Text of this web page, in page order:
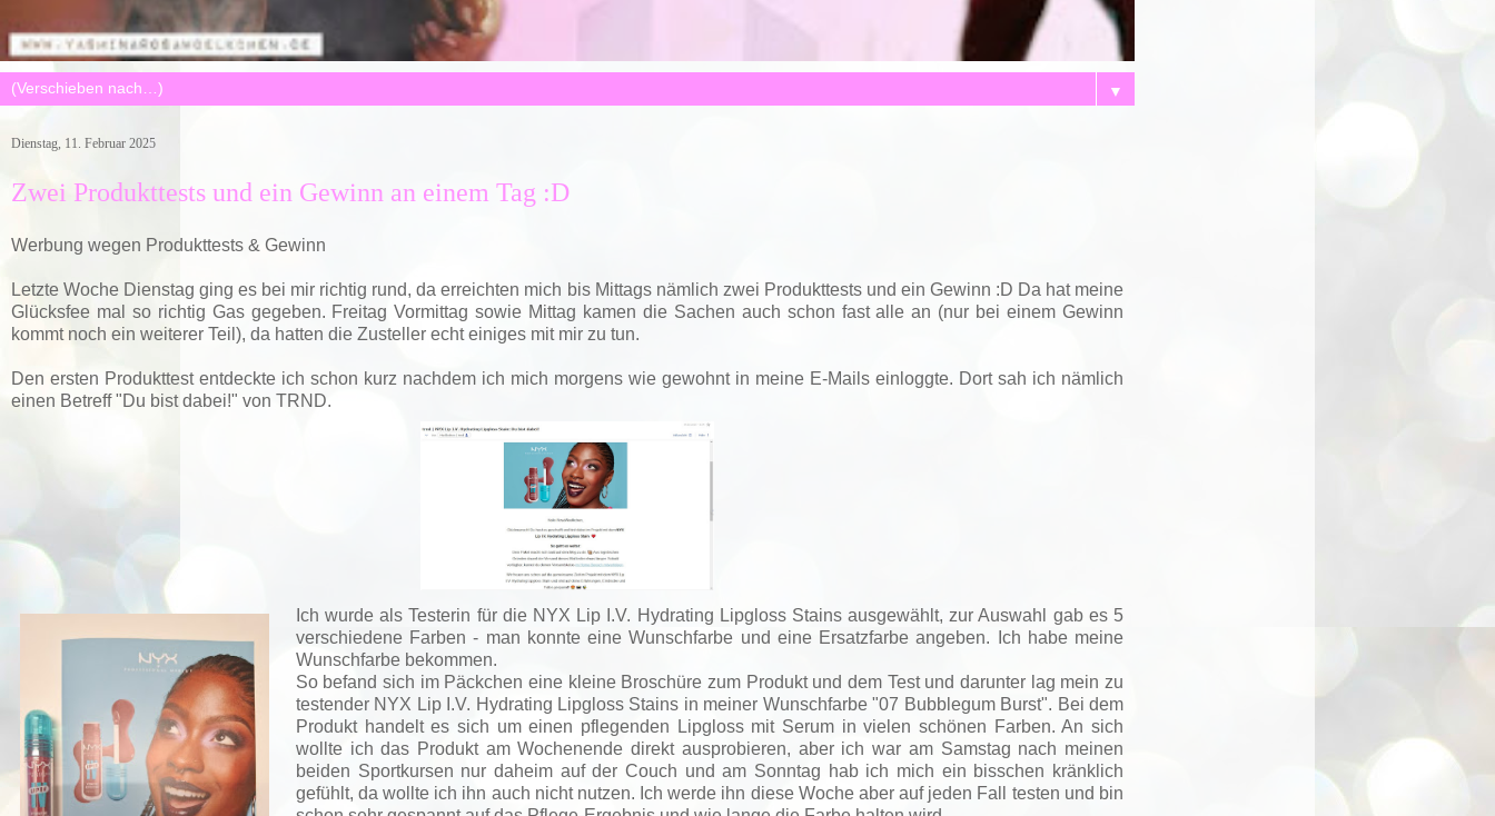
▼
Dienstag, 11. Februar 2025
Zwei Produkttests und ein Gewinn an einem Tag :D
Werbung wegen Produkttests & Gewinn
Letzte Woche Dienstag ging es bei mir richtig rund, da erreichten mich bis Mittags nämlich zwei Produkttests und ein Gewinn :D Da hat meine
Glücksfee mal so richtig Gas gegeben. Freitag Vormittag sowie Mittag kamen die Sachen auch schon fast alle an (nur bei einem Gewinn
kommt noch ein weiterer Teil), da hatten die Zusteller echt einiges mit mir zu tun.
Den ersten Produkttest entdeckte ich schon kurz nachdem ich mich morgens wie gewohnt in meine E-Mails einloggte. Dort sah ich nämlich
einen Betreff "Du bist dabei!" von TRND.
Ich wurde als Testerin für die NYX Lip I.V. Hydrating Lipgloss Stains ausgewählt, zur Auswahl gab es 5
verschiedene Farben - man konnte eine Wunschfarbe und eine Ersatzfarbe angeben. Ich habe meine
Wunschfarbe bekommen.
So befand sich im Päckchen eine kleine Broschüre zum Produkt und dem Test und darunter lag mein zu
testender NYX Lip I.V. Hydrating Lipgloss Stains in meiner Wunschfarbe "07 Bubblegum Burst". Bei dem
Produkt handelt es sich um einen pflegenden Lipgloss mit Serum in vielen schönen Farben. An sich
wollte ich das Produkt am Wochenende direkt ausprobieren, aber ich war am Samstag nach meinen
beiden Sportkursen nur daheim auf der Couch und am Sonntag hab ich mich ein bisschen kränklich
gefühlt, da wollte ich ihn auch nicht nutzen. Ich werde ihn diese Woche aber auf jeden Fall testen und bin